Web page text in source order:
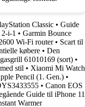
Classic • Guide
i-1 • Garmin Bounce
Wi-Fi router• Scart til
købere • Den
61010169 (sort) •
stil • Xiaomi Mi Watch
Pencil (1. Gen.) •
• Canon EOS
Guide til iPhone 11
Warmer